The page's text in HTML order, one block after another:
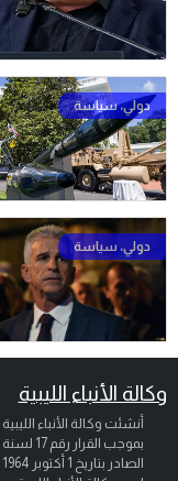
وكالة الأنباء الليبية
أنشئت وكالة الأنباء الليبية
الصادر بتاريخ 1 أكتوبر 1964